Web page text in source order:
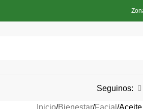
Seguinos:
Inicio Bienestar Facial